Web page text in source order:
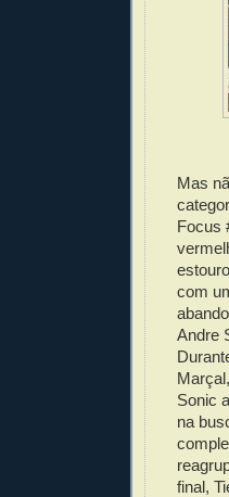
Mas
Focus
com
Andre
Sonic
na
final,